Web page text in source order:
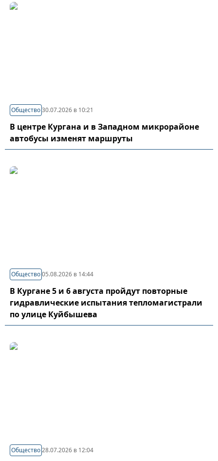
Общество30.07.2026 в 10:21
В центре Кургана и в Западном микрорайоне
автобусы изменят маршруты
Общество05.08.2026 в 14:44
В Кургане 5 и 6 августа пройдут повторные
гидравлические испытания тепломагистрали
по улице Куйбышева
Общество28.07.2026 в 12:04